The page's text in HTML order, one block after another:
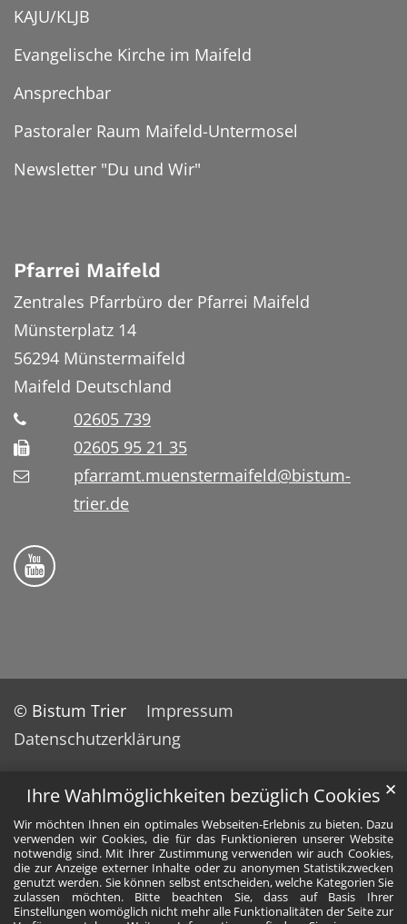
Ihre Wahlmöglichkeiten bezüglich Cookies
Wir möchten Ihnen ein optimales Webseiten-Erlebnis zu bieten. Dazu
verwenden wir Cookies, die für das Funktionieren unserer Website
notwendig sind. Mit Ihrer Zustimmung verwenden wir auch Cookies,
die zur Anzeige externer Inhalte oder zu anonymen Statistikzwecken
genutzt werden. Sie können selbst entscheiden, welche Kategorien Sie
zulassen möchten. Bitte beachten Sie, dass auf Basis Ihrer
Einstellungen womöglich nicht mehr alle Funktionalitäten der Seite zur
✕
KAJU/KLJB
Evangelische Kirche im Maifeld
Ansprechbar
Pastoraler Raum Maifeld-Untermosel
Newsletter "Du und Wir"
Pfarrei Maifeld
Zentrales Pfarrbüro der Pfarrei Maifeld
Münsterplatz 14
56294 Münstermaifeld
Maifeld Deutschland
02605 739
02605 95 21 35
pfarramt.muenstermaifeld@bistum-
trier.de
Folge uns auf YouTube
© Bistum Trier
Impressum
Datenschutzerklärung